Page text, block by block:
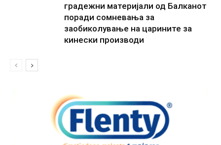
градежни материјали од Балканот
поради сомневања за
заобиколување на царините за
кинески производи